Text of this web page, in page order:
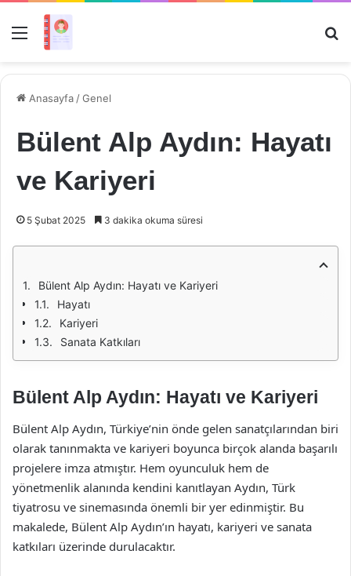
Menü
Anasayfa /Genel
Bülent Alp Aydın: Hayatı
ve Kariyeri
5 Şubat 2025 3 dakika okuma süresi
Bülent Alp Aydın: Hayatı ve Kariyeri
Hayatı
Kariyeri
Sanata Katkıları
Bülent Alp Aydın: Hayatı ve Kariyeri
Bülent Alp Aydın, Türkiye’nin önde gelen sanatçılarından biri
olarak tanınmakta ve kariyeri boyunca birçok alanda başarılı
projelere imza atmıştır. Hem oyunculuk hem de
yönetmenlik alanında kendini kanıtlayan Aydın, Türk
tiyatrosu ve sinemasında önemli bir yer edinmiştir. Bu
makalede, Bülent Alp Aydın’ın hayatı, kariyeri ve sanata
katkıları üzerinde durulacaktır.